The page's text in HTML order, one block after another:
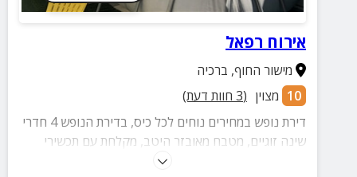
אירוח רפאל
מישור החוף, ברכיה
10 מצוין (
3 חוות דעת)
דירת נופש במחירים נוחים לכל כיס, בדירת הנופש 4 חדרי
שינה זוגיים, מטבח מאובזר היטב, מקלחת עם תכשירי
רחצה, פינת ישיבה וטלוויזה, חצר נעימה הכוללת ג'קוזי,